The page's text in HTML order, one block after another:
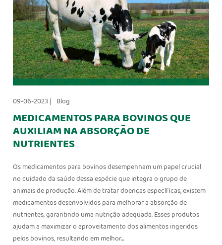
09-06-2023 | Blog
MEDICAMENTOS PARA BOVINOS QUE
AUXILIAM NA ABSORÇÃO DE
NUTRIENTES
Os medicamentos para bovinos desempenham um papel crucial
no cuidado da saúde dessa espécie que integra o grupo de
animais de produção. Além de tratar doenças específicas, existem
medicamentos desenvolvidos para melhorar a absorção de
nutrientes, garantindo uma nutrição adequada. Esses produtos
ajudam a maximizar o aproveitamento dos alimentos ingeridos
pelos bovinos, resultando em melhor…